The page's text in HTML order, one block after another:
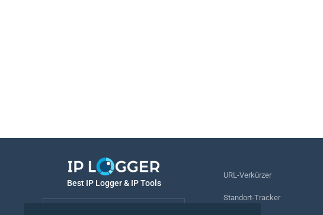
Best IP Logger & IP Tools
URL-Verkürzer
Standort-Tracker